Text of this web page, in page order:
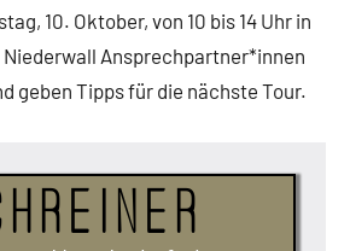
10. Oktober, von 10 bis 14 Uhr in
Ansprechpartner*innen
geben Tipps für die nächste Tour.